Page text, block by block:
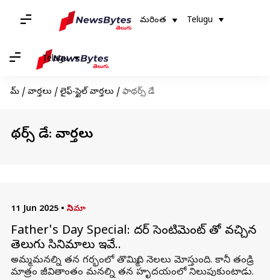
మరింత Telugu
Telugu
హోమ్ / వార్తలు / లైఫ్-స్టైల్ వార్తలు / ఫాథర్స్ డే
ఫాథర్స్ డే: వార్తలు
11 Jun 2025 • సినిమా
Father's Day Special: ఫాదర్ సెంటిమెంట్ తో వచ్చిన
తెలుగు సినిమాలు ఇవే..
అమ్మ మనల్ని తన గర్భంలో తొమ్మిది నెలలు మోస్తుంది. కానీ తండ్రి
మాత్రం జీవితాంతం మనల్ని తన హృదయంలో నిలుపుకుంటాడు.